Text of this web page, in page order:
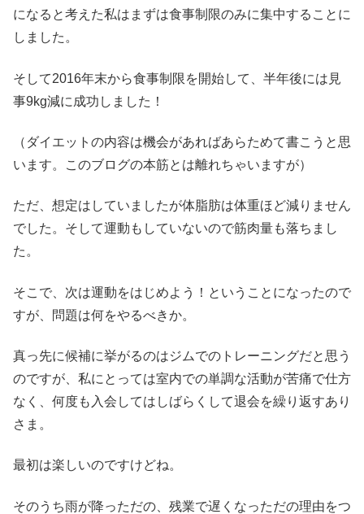
になると考えた私はまずは食事制限のみに集中することに
しました。
そして2016年末から食事制限を開始して、半年後には見
事9kg減に成功しました！
（ダイエットの内容は機会があればあらためて書こうと思
います。このブログの本筋とは離れちゃいますが）
ただ、想定はしていましたが体脂肪は体重ほど減りません
でした。そして運動もしていないので筋肉量も落ちまし
た。
そこで、次は運動をはじめよう！ということになったので
すが、問題は何をやるべきか。
真っ先に候補に挙がるのはジムでのトレーニングだと思う
のですが、私にとっては室内での単調な活動が苦痛で仕方
なく、何度も入会してはしばらくして退会を繰り返すあり
さま。
最初は楽しいのですけどね。
そのうち雨が降っただの、残業で遅くなっただの理由をつ